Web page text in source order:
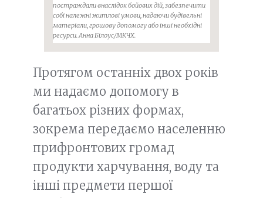
постраждали внаслідок бойових дій, забезпечити
собі належні житлові умови, надаючи будівельні
матеріали, грошову допомогу або інші необхідні
ресурси. Анна Білоус/МКЧХ.
Протягом останніх двох років
ми надаємо допомогу в
багатьох різних формах,
зокрема передаємо населенню
прифронтових громад
продукти харчування, воду та
інші предмети першої